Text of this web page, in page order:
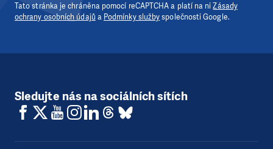
Tato stránka je chráněna pomocí reCAPTCHA a platí na niZásady
ochrany osobních údajů a Podmínky službyspolečnosti Google.
Sledujte nás na sociálních sítích